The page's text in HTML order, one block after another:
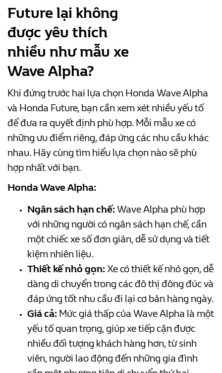
Future lại không
được yêu thích
nhiều như mẫu xe
Wave Alpha?
Khi đứng trước hai lựa chọn Honda Wave Alpha
và Honda Future, bạn cần xem xét nhiều yếu tố
để đưa ra quyết định phù hợp. Mỗi mẫu xe có
những ưu điểm riêng, đáp ứng các nhu cầu khác
nhau. Hãy cùng tìm hiểu lựa chọn nào sẽ phù
hợp nhất với bạn.
Honda Wave Alpha:
Ngân sách hạn chế:Wave Alpha phù hợp
với những người có ngân sách hạn chế, cần
một chiếc xe số đơn giản, dễ sử dụng và tiết
kiệm nhiên liệu.
Thiết kế nhỏ gọn:Xe có thiết kế nhỏ gọn, dễ
dàng di chuyển trong các đô thị đông đúc và
đáp ứng tốt nhu cầu đi lại cơ bản hàng ngày.
Giá cả: Mức giá thấp của Wave Alpha là một
yếu tố quan trọng, giúp xe tiếp cận được
nhiều đối tượng khách hàng hơn, từ sinh
viên, người lao động đến những gia đình